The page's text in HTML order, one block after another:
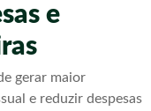
e
gerar maior
e reduzir despesas